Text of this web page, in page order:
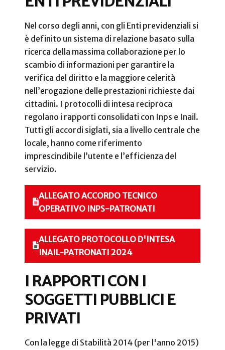
Nel corso degli anni, con gli Enti previdenziali si
è definito un sistema di relazione basato sulla
ricerca della massima collaborazione per lo
scambio di informazioni per garantire la
verifica del diritto e la maggiore celerità
nell’erogazione delle prestazioni richieste dai
cittadini. I protocolli di intesa reciproca
regolano i rapporti consolidati con Inps e Inail.
Tutti gli accordi siglati, sia a livello centrale che
locale, hanno come riferimento
imprescindibile l’utente e l’efficienza del
servizio.
ALLEGATO ACCORDO TECNICO
OPERATIVO INPS-PATRONATI
ALLEGATO PROTOCOLLO D'INTESA
INAIL-PATRONATI 2024
I RAPPORTI CON I
SOGGETTI PUBBLICI E
PRIVATI
Con la legge di Stabilità 2014 (per l'anno 2015)